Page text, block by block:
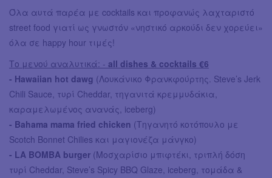
Όλα αυτά παρέα με cocktails και προφανώς λαχταριστό
street food γιατί ως γνωστόν «νηστικό αρκούδι δεν χορεύει»
όλα σε happy hour τιμές!
Το μενού αναλυτικά: - all dishes & cocktails €6
- Hawaiian hot dawg (Λουκάνικο Φρανκφούρτης. Steve’s Jerk
Chili Sauce, τυρί Cheddar, τηγανιτά κρεμμυδάκια,
καραμελωμένος ανανάς, iceberg)
- Bahama mama fried chicken (Τηγανητό κοτόπουλο με
Scotch Bonnet Chilies και μαγιονέζα μάνγκο)
- LA BOMBA burger (Μοσχαρίσιο μπιφτέκι, τριπλή δόση
τυρί Cheddar, Steve’s Spicy BBQ Glaze, iceberg, τομάδα &